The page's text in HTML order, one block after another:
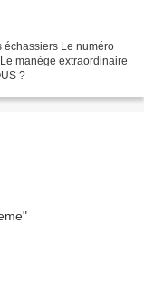
échassiers Le numéro
manège extraordinaire
?